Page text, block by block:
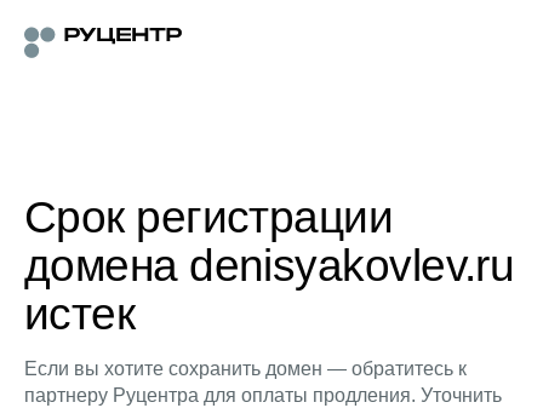
Срок регистрации
домена denisyakovlev.ru
истек
Если вы хотите сохранить домен — обратитесь к
партнеру Руцентра для оплаты продления. Уточнить